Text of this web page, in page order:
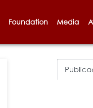
Foundation Media